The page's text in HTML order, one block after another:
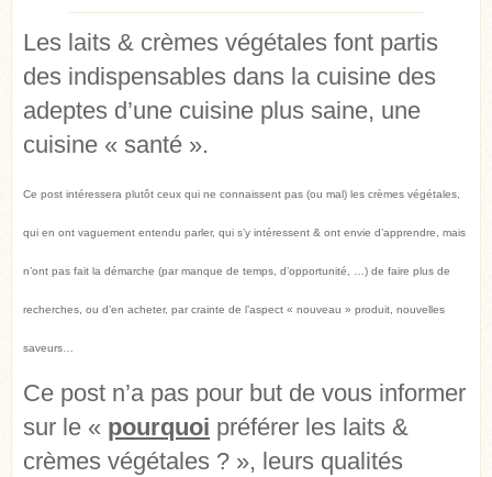
Les laits & crèmes végétales font partis
des indispensables dans la cuisine des
adeptes d’une cuisine plus saine, une
cuisine « santé ».
Ce post intéressera plutôt ceux qui ne connaissent pas (ou mal) les crèmes végétales,
qui en ont vaguement entendu parler, qui s’y intéressent & ont envie d’apprendre, mais
n’ont pas fait la démarche (par manque de temps, d’opportunité, …) de faire plus de
recherches, ou d’en acheter, par crainte de l’aspect « nouveau » produit, nouvelles
saveurs…
Ce post n’a pas pour but de vous informer
sur le « pourquoi préférer les laits &
crèmes végétales ? », leurs qualités